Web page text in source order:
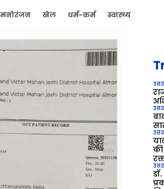
मनोरंजन खेल धर्म-कर्म स्वास्थ्य